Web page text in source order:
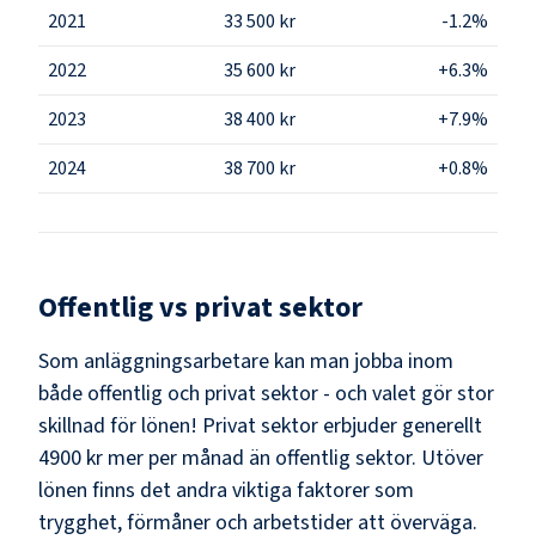
2021
33 500 kr
-1.2%
2022
35 600 kr
+6.3%
2023
38 400 kr
+7.9%
2024
38 700 kr +0.8%
Offentlig vs privat sektor
Som anläggningsarbetare kan man jobba inom
både offentlig och privat sektor - och valet gör stor
skillnad för lönen! Privat sektor erbjuder generellt
4900 kr mer per månad än offentlig sektor. Utöver
lönen finns det andra viktiga faktorer som
trygghet, förmåner och arbetstider att överväga.